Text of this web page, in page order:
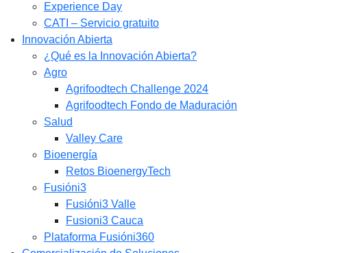
Experience Day
CATI – Servicio gratuito
Innovación Abierta
¿Qué es la Innovación Abierta?
Agro
Agrifoodtech Challenge 2024
Agrifoodtech Fondo de Maduración
Salud
Valley Care
Bioenergía
Retos BioenergyTech
Fusióni3
Fusióni3 Valle
Fusioni3 Cauca
Plataforma Fusióni360